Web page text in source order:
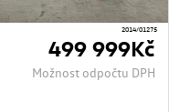
2014/01275
499 999Kč
Možnost odpočtu DPH